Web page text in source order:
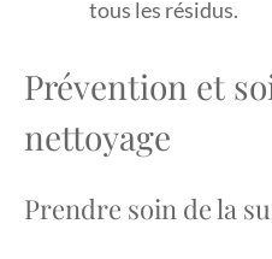
tous les résidus.
Prévention et
nettoyage
Prendre soin de la